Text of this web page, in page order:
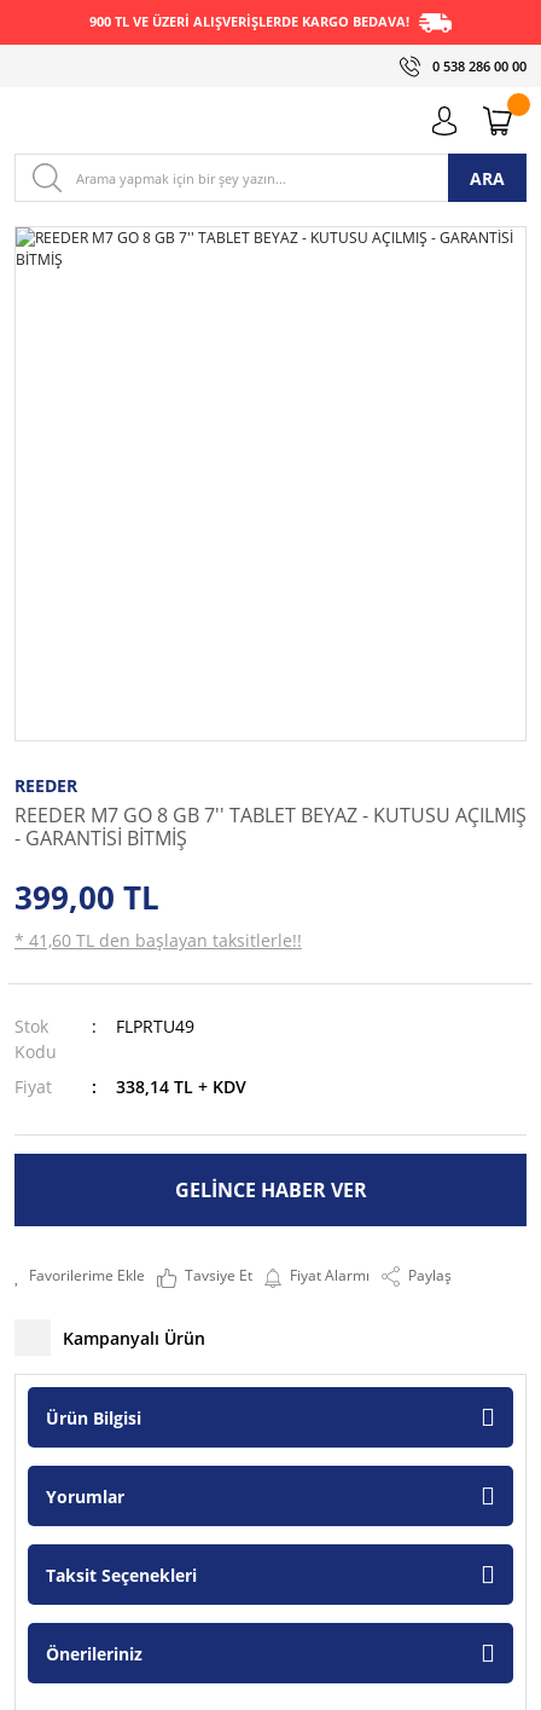
900 TL VE ÜZERİ ALIŞVERİŞLERDE KARGO BEDAVA!
0 538 286 00 00
ARA
REEDER
REEDER M7 GO 8 GB 7'' TABLET BEYAZ - KUTUSU AÇILMIŞ
- GARANTİSİ BİTMİŞ
399,00 TL
* 41,60 TL den başlayan taksitlerle!!
Stok
Kodu
FLPRTU49
Fiyat 338,14 TL + KDV
GELİNCE HABER VER
Tavsiye Et Fiyat Alarmı Paylaş
Kampanyalı Ürün
Ürün Bilgisi
Yorumlar
Taksit Seçenekleri
Önerileriniz